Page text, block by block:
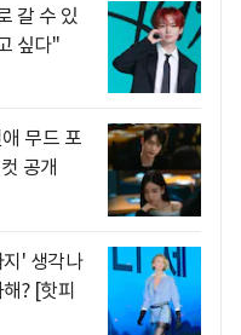
갈 수 있
싶다"
무드 포
공개
' 생각나
? [핫피